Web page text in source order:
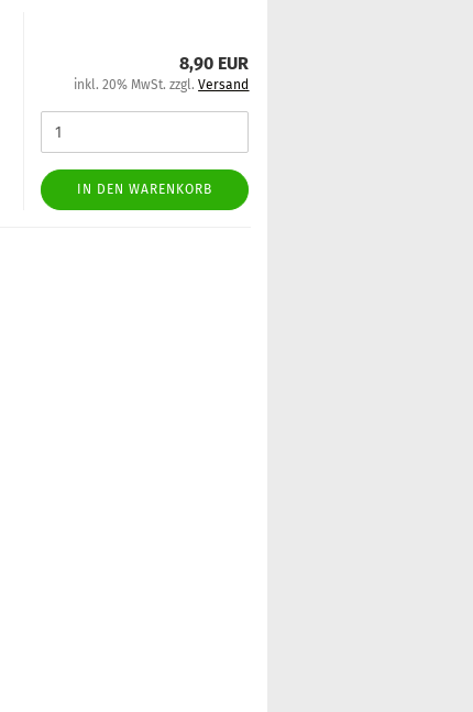
8,90 EUR
inkl. 20% MwSt. zzgl.Versand
IN DEN WARENKORB